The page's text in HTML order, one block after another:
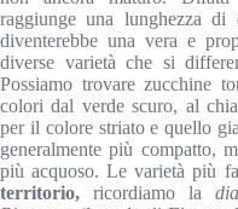
raggiunge una lunghezza
diventerebbe una vera e
diverse varietà che si
Possiamo trovare zucchine
colori dal verde scuro, al
per il colore striato e quello
generalmente più compatto,
più acquoso. Le varietà più
territorio, ricordiamo la